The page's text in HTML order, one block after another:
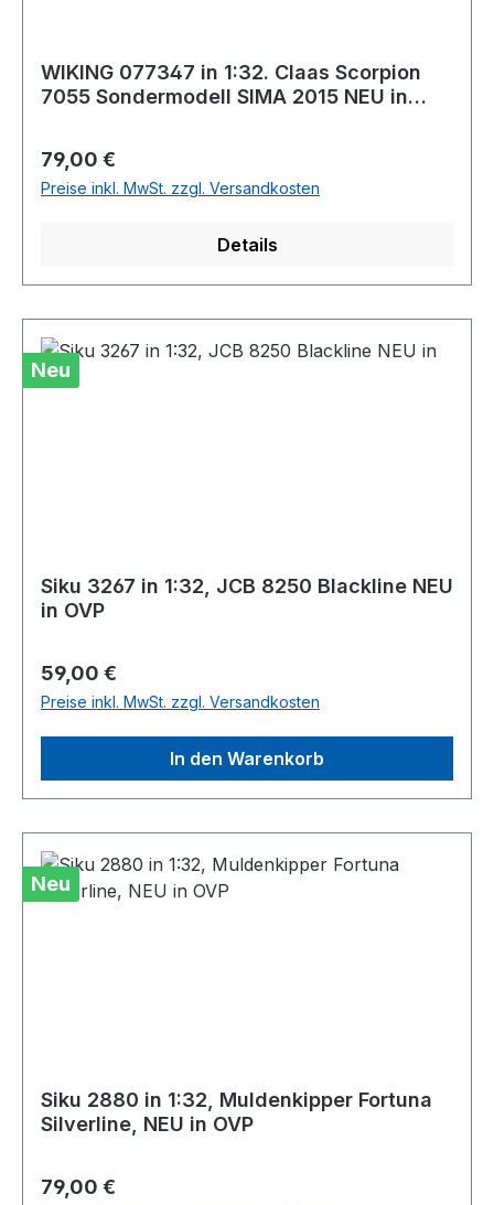
WIKING 077347 in 1:32. Claas Scorpion
7055 Sondermodell SIMA 2015 NEU in
Regulärer Preis:
79,00 €
Preise inkl. MwSt. zzgl. Versandkosten
Details
Neu
Siku 3267 in 1:32, JCB 8250 Blackline NEU
in OVP
Regulärer Preis:
59,00 €
Preise inkl. MwSt. zzgl. Versandkosten
In den Warenkorb
Neu
Siku 2880 in 1:32, Muldenkipper Fortuna
Silverline, NEU in OVP
Regulärer Preis:
79,00 €